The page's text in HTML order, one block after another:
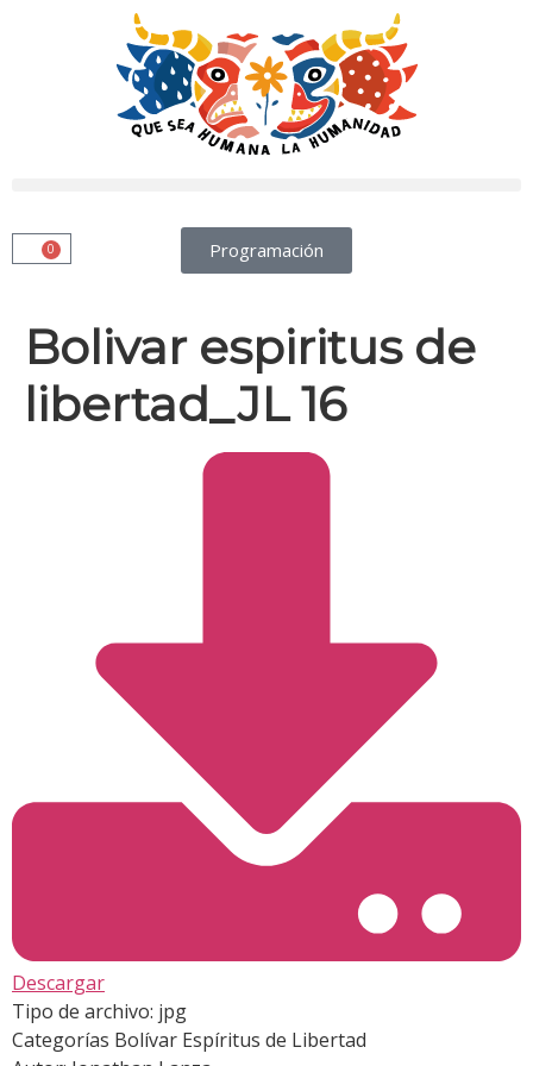
Programación
0
Bolivar espiritus de
libertad_JL 16
Descargar
Tipo de archivo: jpg
Categorías Bolívar Espíritus de Libertad